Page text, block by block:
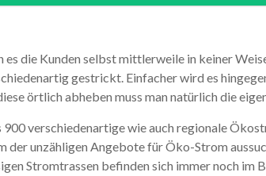
die Kunden selbst mittlerweile in keiner
gestrickt. Einfacher wird es
örtlich abheben muss man natürlich die
verschiedenartige wie auch regionale
unzähligen Angebote für Öko-Strom
Stromtrassen befinden sich immer noch